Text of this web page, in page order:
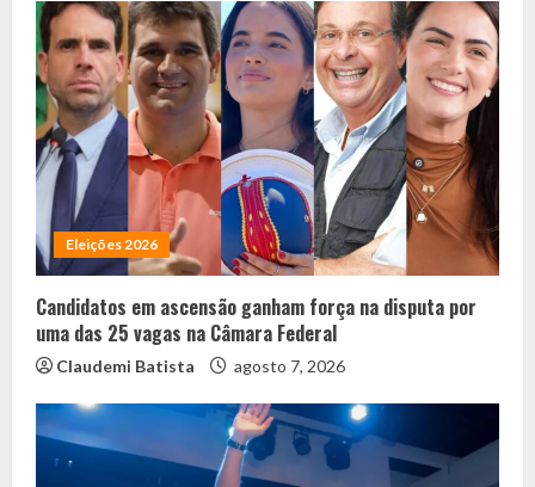
Eleições 2026
Candidatos em ascensão ganham força na disputa por
uma das 25 vagas na Câmara Federal
Claudemi Batista agosto 7, 2026